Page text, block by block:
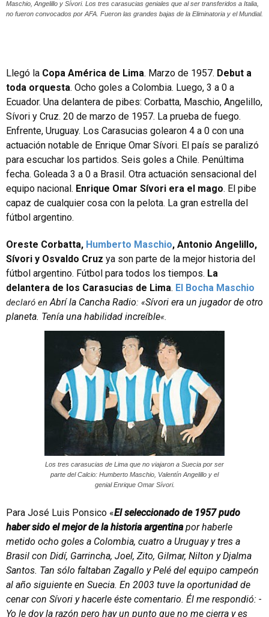
Maschio, Angelillo y Sívori. Los tres carasucias geniales que al ser transferidos a Italia,
no fueron convocados por AFA. Fueron las grandes bajas de la Eliminatoria y el Mundial.
Llegó la Copa América de Lima. Marzo de 1957. Debut a
toda orquesta. Ocho goles a Colombia. Luego, 3 a 0 a
Ecuador. Una delantera de pibes: Corbatta, Maschio, Angelillo,
Sívori y Cruz. 20 de marzo de 1957. La prueba de fuego.
Enfrente, Uruguay. Los Carasucias golearon 4 a 0 con una
actuación notable de Enrique Omar Sívori. El país se paralizó
para escuchar los partidos. Seis goles a Chile. Penúltima
fecha. Goleada 3 a 0 a Brasil. Otra actuación sensacional del
equipo nacional. Enrique Omar Sívori era el mago. El pibe
capaz de cualquier cosa con la pelota. La gran estrella del
fútbol argentino.
Oreste Corbatta, Humberto Maschio, Antonio Angelillo,
Sívori y Osvaldo Cruz ya son parte de la mejor historia del
fútbol argentino. Fútbol para todos los tiempos. La
delantera de los Carasucias de Lima. El Bocha Maschio
declaró enAbrí la Cancha Radio: «Sívori era un jugador de otro
planeta. Tenía una habilidad increíble«.
Los tres carasucias de Lima que no viajaron a Suecia por ser
parte del Calcio: Humberto Maschio, Valentín Angelillo y el
genial Enrique Omar Sívori.
Para José Luis Ponsico «El seleccionado de 1957 pudo
haber sido el mejor de la historia argentinapor haberle
metido ocho goles a Colombia, cuatro a Uruguay y tres a
Brasil con Didí, Garrincha, Joel, Zito, Gilmar, Nilton y Djalma
Santos. Tan sólo faltaban Zagallo y Pelé del equipo campeón
al año siguiente en Suecia. En 2003 tuve la oportunidad de
cenar con Sívori y hacerle éste comentario. Él me respondió: -
Yo le doy la razón pero hay un punto que no me cierra y es